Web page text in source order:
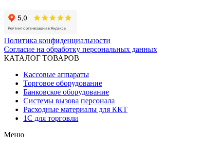
Политика конфиденциальности
Согласие на обработку персональных данных
КАТАЛОГ ТОВАРОВ
Кассовые аппараты
Торговое оборудование
Банковское оборудование
Системы вызова персонала
Расходные материалы для ККТ
1С для торговли
Меню